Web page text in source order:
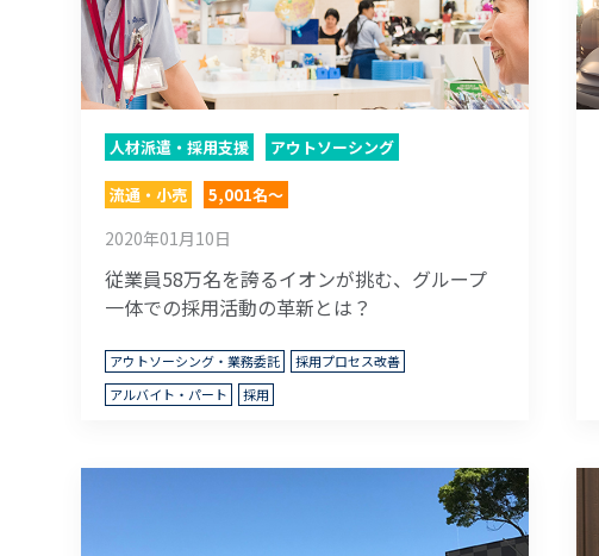
人材派遣・採用支援 アウトソーシング
流通・小売 5,001名～
2020年01月10日
従業員58万名を誇るイオンが挑む、グループ
一体での採用活動の革新とは？
アウトソーシング・業務委託
採用プロセス改善
アルバイト・パート
採用